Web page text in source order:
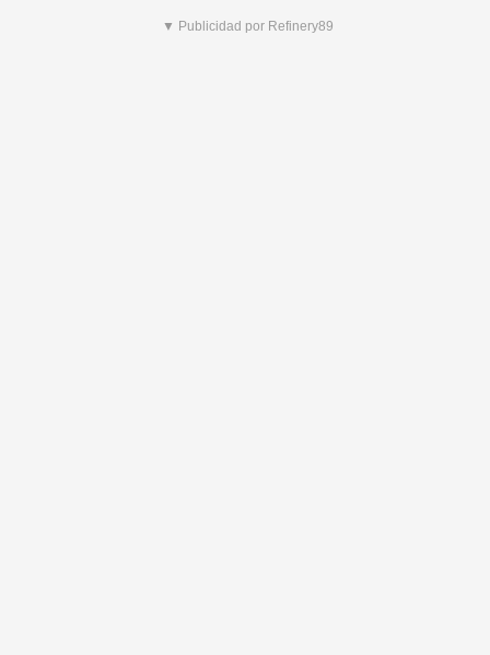
▼ Publicidad por Refinery89